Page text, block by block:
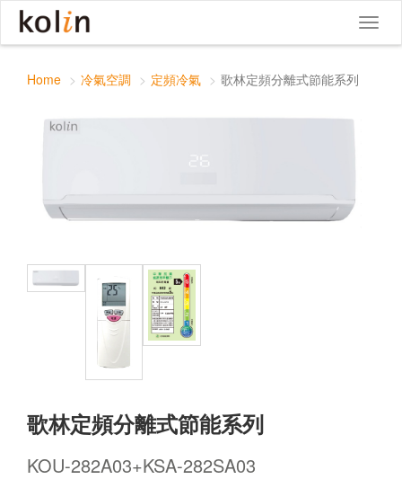
歌林定頻分離式節能系列
Toggle
Home 冷氣空調 定頻冷氣 歌林定頻分離式節能系列
歌林定頻分離式節能系列
KOU-282A03+KSA-282SA03